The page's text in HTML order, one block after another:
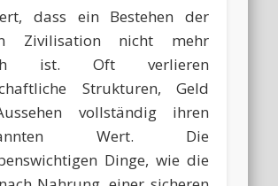
dass ein Bestehen der
Zivilisation nicht mehr
ist. Oft verlieren
Strukturen, Geld
vollständig ihren
Wert. Die
Dinge, wie die